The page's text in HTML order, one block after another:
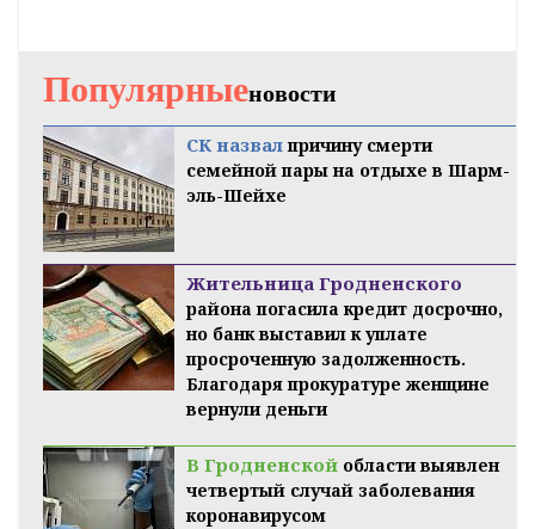
Популярныеновости
СК назвал причину смерти
семейной пары на отдыхе в Шарм-
эль-Шейхе
Жительница Гродненского
района погасила кредит досрочно,
но банк выставил к уплате
просроченную задолженность.
Благодаря прокуратуре женщине
вернули деньги
В Гродненской области выявлен
четвертый случай заболевания
коронавирусом